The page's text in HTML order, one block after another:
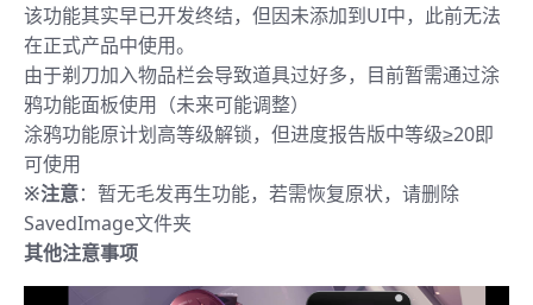
该功能其实早已开发终结，但因未添加到UI中，此前无法
在正式产品中使用。
由于剃刀加入物品栏会导致道具过好多，目前暂需通过涂
鸦功能面板使用（未来可能调整）
涂鸦功能原计划高等级解锁，但进度报告版中等级≥20即
可使用
※注意：暂无毛发再生功能，若需恢复原状，请删除
SavedImage文件夹
其他注意事项